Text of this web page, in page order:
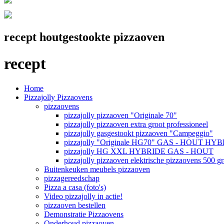
recept houtgestookte pizzaoven
recept
Home
Pizzajolly Pizzaovens
pizzaovens
pizzajolly pizzaoven "Originale 70"
pizzajolly pizzaoven extra groot professioneel
pizzajolly gasgestookt pizzaoven "Campeggio"
pizzajolly "Originale HG70" GAS - HOUT
pizzajolly HG XXL HYBRIDE GAS - HOUT
pizzajolly pizzaoven elektrische pizzaovens 500
Buitenkeuken meubels pizzaoven
pizzagereedschap
Pizza a casa (foto's)
Video pizzajolly in actie!
pizzaoven bestellen
Demonstratie Pizzaovens